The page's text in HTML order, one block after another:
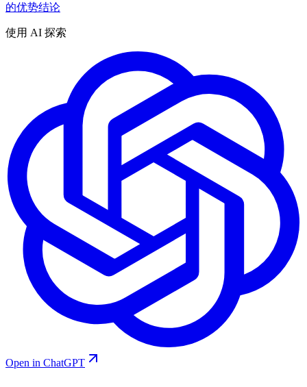
的优势结论
使用 AI 探索
Open in ChatGPT